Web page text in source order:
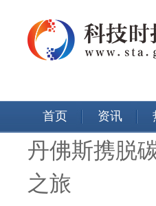
首页 资讯
丹佛斯携脱
之旅